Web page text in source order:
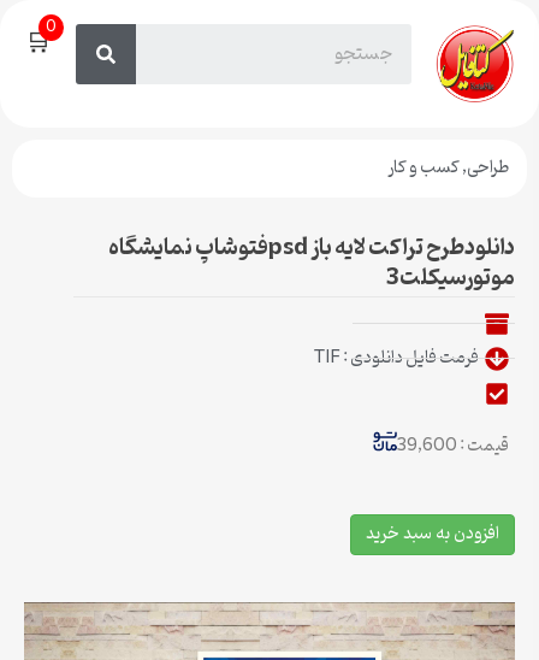
🛒0
طراحی,کسب و کار
دانلودطرح تراکت لایه باز psdفتوشاپ نمایشگاه
موتورسیکلت3
فرمت فایل دانلودی : TIF
قیمت : 39,600
افزودن به سبد خرید